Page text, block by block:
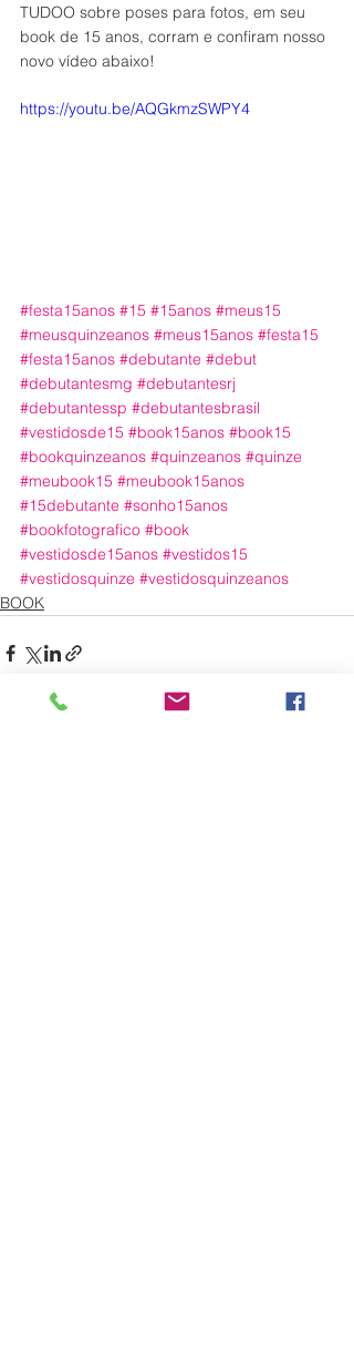
TUDOO sobre poses para fotos, em seu
book de 15 anos, corram e confiram nosso
novo vídeo abaixo!
https://youtu.be/AQGkmzSWPY4
#festa15anos #15 #15anos #meus15
#meusquinzeanos #meus15anos #festa15
#festa15anos #debutante #debut
#debutantesmg #debutantesrj
#debutantessp #debutantesbrasil
#vestidosde15 #book15anos #book15
#bookquinzeanos #quinzeanos #quinze
#meubook15 #meubook15anos
#15debutante #sonho15anos
#bookfotografico #book
#vestidosde15anos #vestidos15
#vestidosquinze #vestidosquinzeanos
BOOK